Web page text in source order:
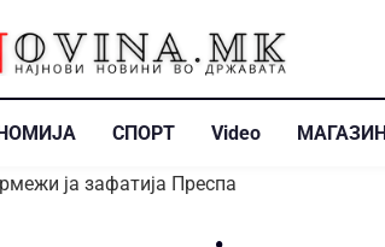
СПОРТ Video МАГАЗИН